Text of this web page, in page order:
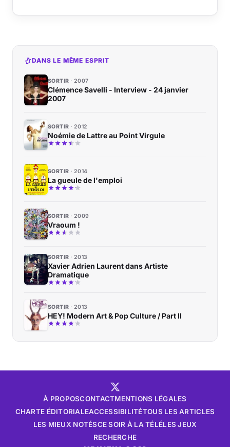
DANS LE MÊME ESPRIT
SORTIR 2007
Clémence Savelli - Interview - 24 janvier
2007
SORTIR 2012
Noémie de Lattre au Point Virgule
SORTIR 2014
La gueule de l'emploi
SORTIR 2009
Vraoum !
SORTIR 2013
Xavier Adrien Laurent dans Artiste
Dramatique
SORTIR 2013
HEY! Modern Art & Pop Culture / Part II
À PROPOSCONTACTMENTIONS LÉGALES
CHARTE ÉDITORIALEACCESSIBILITÉTOUS LES ARTICLES
LES MIEUX NOTÉSCE SOIR À LA TÉLÉLES JEUX
RECHERCHE